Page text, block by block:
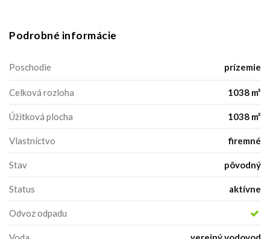
Podrobné informácie
Poschodie prízemie
Celková rozloha 1038 m²
Úžitková plocha 1038 m²
Vlastníctvo firemné
Stav pôvodný
Status aktívne
Odvoz odpadu